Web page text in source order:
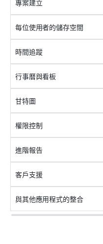
專案建立
每位使用者的儲存空間
時間追蹤
行事曆與看板
甘特圖
權限控制
進階報告
客戶支援
與其他應用程式的整合